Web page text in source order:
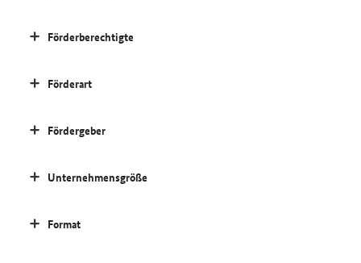
Förderberechtigte
Förderart
Fördergeber
Unternehmensgröße
Format